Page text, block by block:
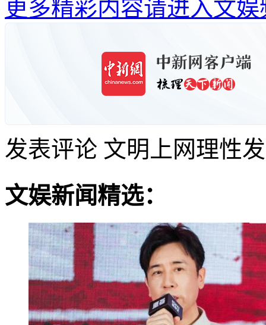
更多精彩内容请进入文娱
发表评论 文明上网理性
文娱新闻精选：